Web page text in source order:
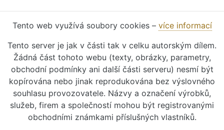
Tento web využívá soubory cookies – více informací
Tento server je jak v části tak v celku autorským dílem.
Žádná část tohoto webu (texty, obrázky, parametry,
obchodní podmínky ani další části serveru) nesmí být
kopírována nebo jinak reprodukována bez výslovného
souhlasu provozovatele. Názvy a označení výrobků,
služeb, firem a společností mohou být registrovanými
obchodními známkami příslušných vlastníků.